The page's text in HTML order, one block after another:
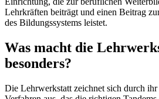
Lehrkräften beiträgt und einen Beitrag
des Bildungssystems leistet.
Was macht die
besonders?
Die Lehrwerkstatt zeichnet sich durch ihr